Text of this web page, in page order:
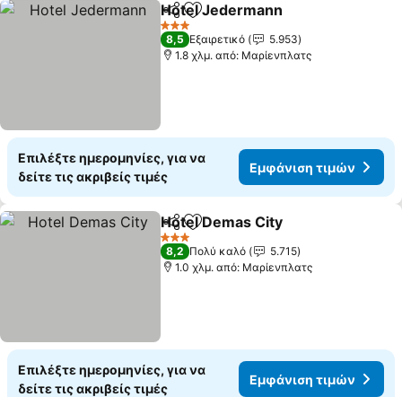
Κοινοποίηση
Προσθήκη στα αγαπημένα
Hotel Jedermann
3 Αστέρια
8,5 Εξαιρετικό
5.953
1.8 χλμ. από: Μαρίενπλατς
Επιλέξτε ημερομηνίες, για να
δείτε τις ακριβείς τιμές
Εμφάνιση τιμών
Κοινοποίηση
Προσθήκη στα αγαπημένα
Hotel Demas City
3 Αστέρια
8,2 Πολύ καλό
5.715
1.0 χλμ. από: Μαρίενπλατς
Επιλέξτε ημερομηνίες, για να
δείτε τις ακριβείς τιμές
Εμφάνιση τιμών